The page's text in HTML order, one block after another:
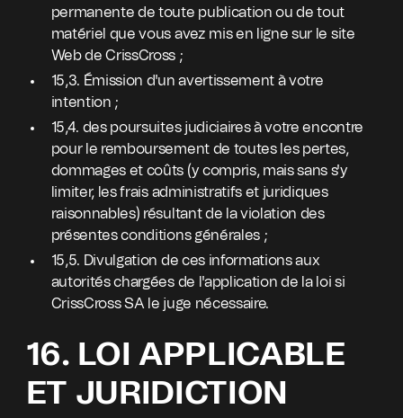
permanente de toute publication ou de tout
matériel que vous avez mis en ligne sur le site
Web de CrissCross ;
15,3. Émission d'un avertissement à votre
intention ;
15,4. des poursuites judiciaires à votre encontre
pour le remboursement de toutes les pertes,
dommages et coûts (y compris, mais sans s'y
limiter, les frais administratifs et juridiques
raisonnables) résultant de la violation des
présentes conditions générales ;
15,5. Divulgation de ces informations aux
autorités chargées de l'application de la loi si
CrissCross SA le juge nécessaire.
16. LOI APPLICABLE
ET JURIDICTION